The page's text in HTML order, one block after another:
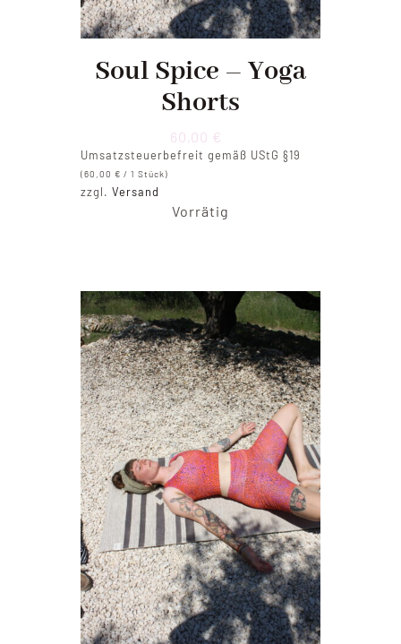
Soul Spice – Yoga
Shorts
60,00 €
Umsatzsteuerbefreit gemäß UStG §19
(60,00€ / 1 Stück)
zzgl.Versand
Vorrätig